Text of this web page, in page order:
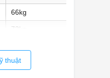
66kg
73kg
thuật